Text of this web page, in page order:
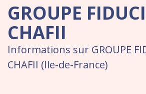
GROUPE
CHAFII
Informations sur GROUPE
CHAFII (Ile-de-France)